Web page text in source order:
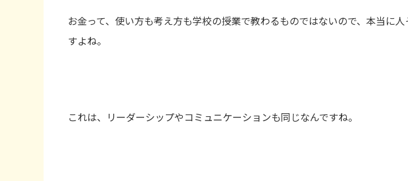
お金って、使い方も考え方も学校の授業で教わるものではないので、本当に
すよね。
これは、リーダーシップやコミュニケーションも同じなんですね。